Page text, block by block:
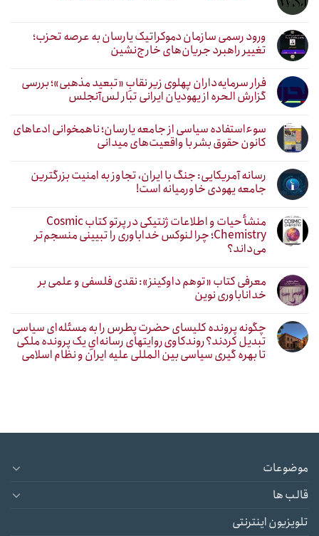
ورود رسمی سازمان دموکراتیک یارسان به عرصه تحزب؛
تغییر راهبرد جریان‌های خارج‌نشین
فرار سرمایه‌داران پهلوی زیر نقابِ «تبعید مذهبی»؛ بررسی
گزارش الحره از یهودیان ایرانی تبار لس‌آنجلس
سوءاستفاده سیاسی از جامعه یارسان؛ ناهمخوانی ادعاهای
کانون حقوق بشر با واقعیت‌های میدانی
رسانه آمریکایی: جنگ با ایران، تجاوز به امنیت بزرگترین
جامعه یهودی خاورمیانه است!
منشأ حیات و اطلاعات ژنتیکی در پرتو کتاب Cosmic
Chemistry؛ چرا لنوکس خداباوری را تبیینی منسجم‌تر
می‌داند؟
معرفی کتاب «توهم داوکینز»: نقدی فلسفی و علمی بر
خداناباوری نوین
چگونه پرونده کلیسای حضرت پطرس را به مسئله‌ای سیاسی
تبدیل کردند؟ روندکاوی روایتهای رسانه‌ایِ یک پرونده ملکی
تا بهره گیری سیاسی بین المللی علیه ایران و نظام اسلامی
موضوعات
قالب ها
تلویزیون اینترنتی